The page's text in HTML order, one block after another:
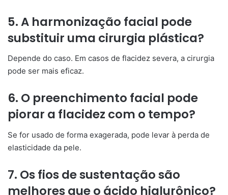
5. A harmonização facial pode
substituir uma cirurgia plástica?
Depende do caso. Em casos de flacidez severa, a cirurgia
pode ser mais eficaz.
6. O preenchimento facial pode
piorar a flacidez com o tempo?
Se for usado de forma exagerada, pode levar à perda de
elasticidade da pele.
7. Os fios de sustentação são
melhores que o ácido hialurônico?